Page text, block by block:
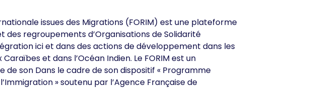
issues des Migrations (FORIM) est une plateforme
des regroupements d’Organisations de Solidarité
ici et dans des actions de développement dans les
Caraïbes et dans l’Océan Indien. Le FORIM est un
de son Dans le cadre de son dispositif « Programme
» soutenu par l’Agence Française de